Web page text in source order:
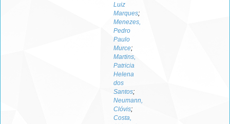
Luiz
Marques;
Menezes,
Pedro
Paulo
Murce;
Martins,
Patricia
Helena
dos
Santos;
Neumann,
Clóvis;
Costa,